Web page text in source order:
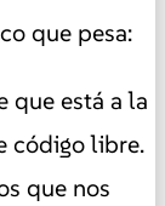
que pesa:
que está a la
código libre.
que nos